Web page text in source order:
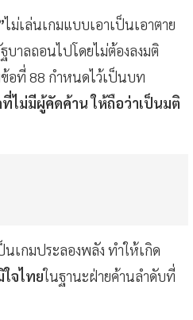
ไม่เล่นเกมแบบเอาเป็นเอาตาย
บาลถอนไปโดยไม่ต้องลงมติ
อที่ 88 กำหนดไว้เป็นบท
ที่ไม่มีผู้คัดค้าน ให้ถือว่าเป็นมติ
เกมประลองพลัง ทำให้เกิด
จไทยในฐานะฝ่ายค้านลำดับที่